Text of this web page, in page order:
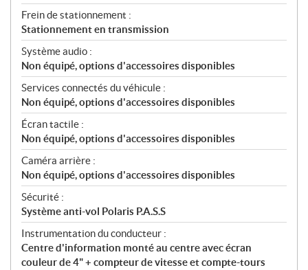
Frein de stationnement :
Stationnement en transmission
Système audio :
Non équipé, options d'accessoires disponibles
Services connectés du véhicule :
Non équipé, options d'accessoires disponibles
Écran tactile :
Non équipé, options d'accessoires disponibles
Caméra arrière :
Non équipé, options d'accessoires disponibles
Sécurité :
Système anti-vol Polaris P.A.S.S
Instrumentation du conducteur :
Centre d'information monté au centre avec écran
couleur de 4" + compteur de vitesse et compte-tours